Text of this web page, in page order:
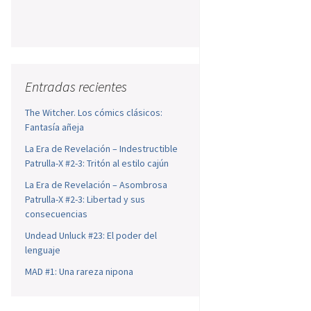
Entradas recientes
The Witcher. Los cómics clásicos:
Fantasía añeja
La Era de Revelación – Indestructible
Patrulla-X #2-3: Tritón al estilo cajún
La Era de Revelación – Asombrosa
Patrulla-X #2-3: Libertad y sus
consecuencias
Undead Unluck #23: El poder del
lenguaje
MAD #1: Una rareza nipona